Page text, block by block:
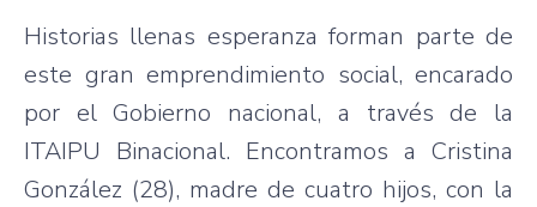
Historias llenas esperanza forman parte de
este gran emprendimiento social, encarado
por el Gobierno nacional, a través de la
ITAIPU Binacional. Encontramos a Cristina
González (28), madre de cuatro hijos, con la